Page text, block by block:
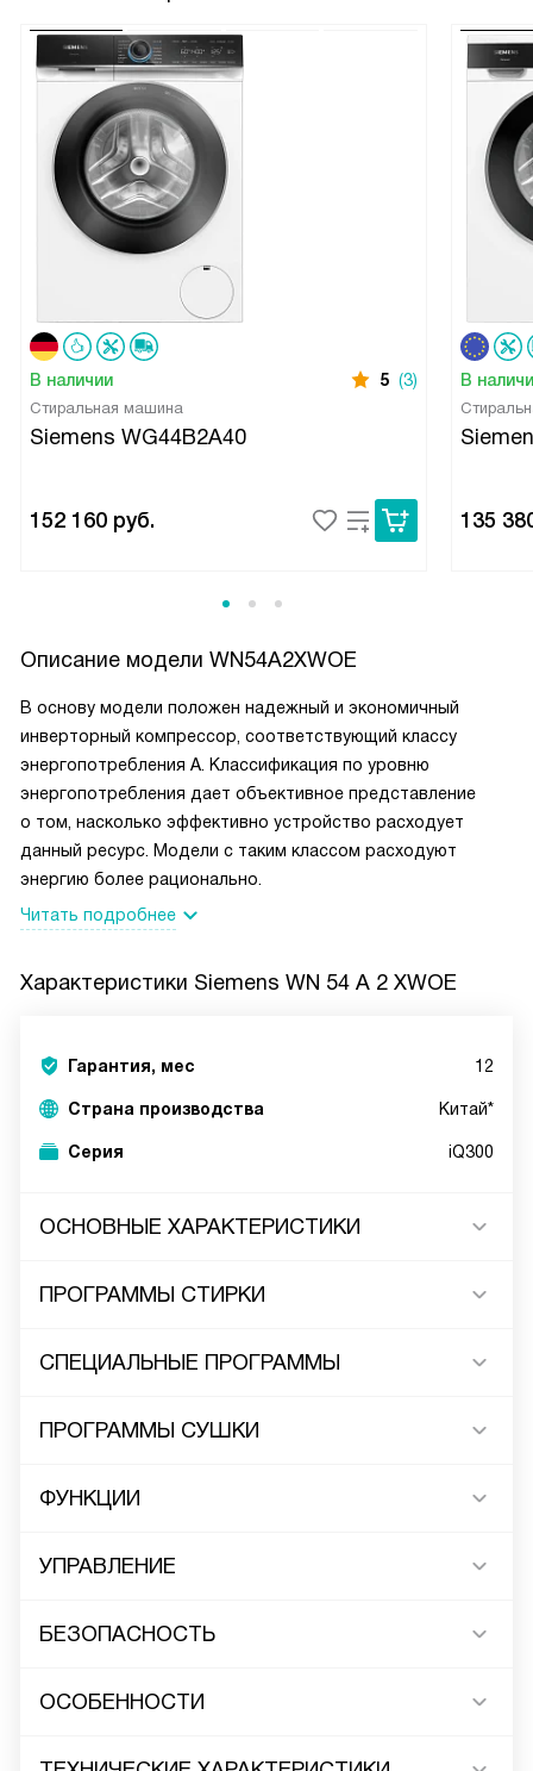
В наличии 5 (3)
Стиральная машина
Siemens WG44B2A40
152 160 руб.
В
135
Описание модели WN54A2XWOE
В основу модели положен надежный и экономичный
инверторный компрессор, соответствующий классу
энергопотребления А. Классификация по уровню
энергопотребления дает объективное представление
о том, насколько эффективно устройство расходует
данный ресурс. Модели с таким классом расходуют
энергию более рационально.
Читать подробнее
Характеристики Siemens WN 54 A 2 XWOE
Гарантия, мес 12
Страна производства Китай*
Серия iQ300
ОСНОВНЫЕ ХАРАКТЕРИСТИКИ
ПРОГРАММЫ СТИРКИ
СПЕЦИАЛЬНЫЕ ПРОГРАММЫ
ПРОГРАММЫ СУШКИ
ФУНКЦИИ
УПРАВЛЕНИЕ
БЕЗОПАСНОСТЬ
ОСОБЕННОСТИ